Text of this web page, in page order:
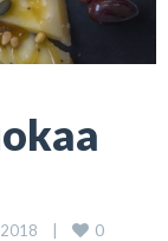
2018 | 0